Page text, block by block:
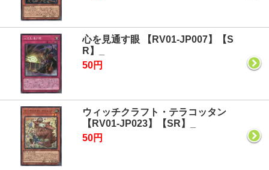
心を見通す眼 【RV01-JP007】【S
R】_
50円
ウィッチクラフト・テラコッタン
【RV01-JP023】【SR】_
50円